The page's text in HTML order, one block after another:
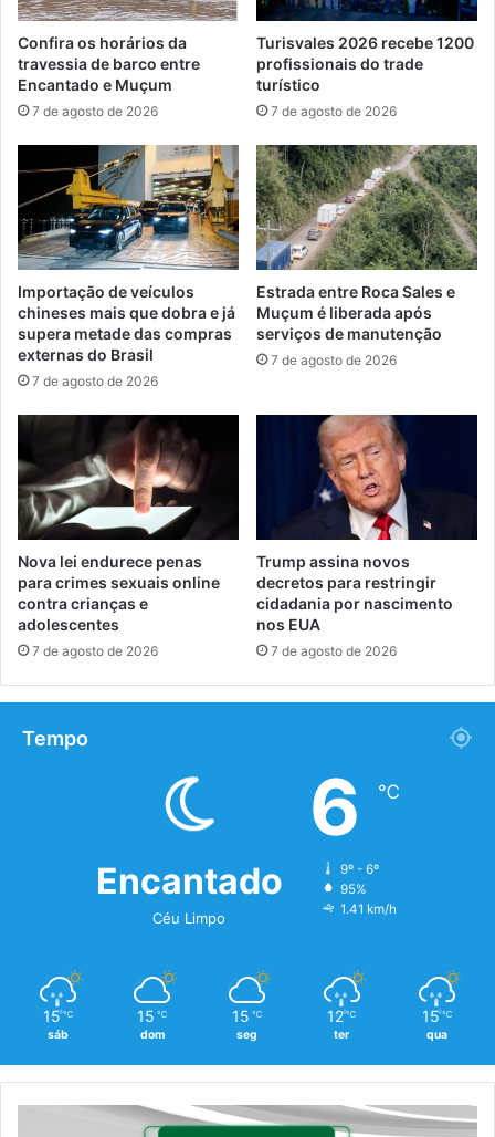
Confira os horários da
travessia de barco entre
Encantado e Muçum
7 de agosto de 2026
Turisvales 2026 recebe 1200
profissionais do trade
turístico
7 de agosto de 2026
Importação de veículos
chineses mais que dobra e já
supera metade das compras
externas do Brasil
7 de agosto de 2026
Estrada entre Roca Sales e
Muçum é liberada após
serviços de manutenção
7 de agosto de 2026
Nova lei endurece penas
para crimes sexuais online
contra crianças e
adolescentes
7 de agosto de 2026
Trump assina novos
decretos para restringir
cidadania por nascimento
nos EUA
7 de agosto de 2026
Tempo
Encantado
Céu Limpo
6 ℃
9º - 6º
95%
1.41 km/h
15 ℃
sáb
15 ℃
dom
15 ℃
seg
12 ℃
ter
15 ℃
qua